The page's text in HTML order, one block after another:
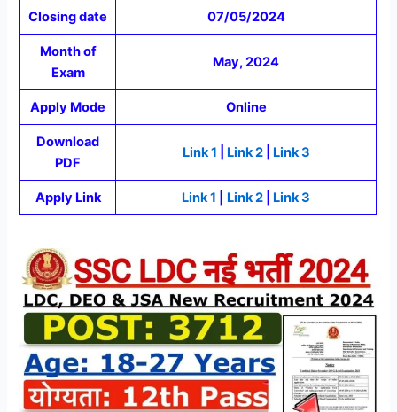
Closing date 07/05/2024
Month of
Exam
May, 2024
Apply Mode Online
Download
PDF
Link 1 Link 2| Link 3
Apply Link Link 1 Link 2 Link 3